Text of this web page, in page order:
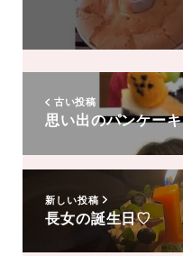
古い投稿
思い出のパンケーキ
新しい投稿
長女の誕生日♡